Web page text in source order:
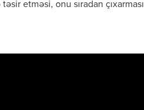
etməsi, onu sıradan çıxarması